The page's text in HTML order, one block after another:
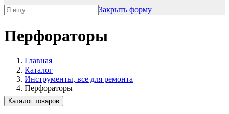
Закрыть форму
Перфораторы
Главная
Каталог
Инструменты, все для ремонта
Перфораторы
Каталог товаров